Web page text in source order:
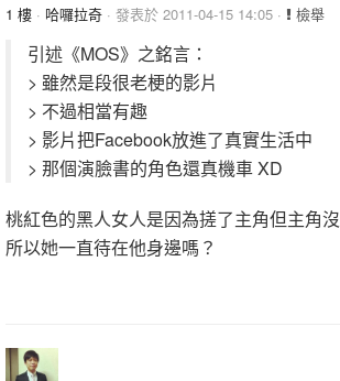
1 樓 · 哈囉拉奇 · 發表於 2011-04-15 14:05 · 檢舉
引述《MOS》之銘言：
> 雖然是段很老梗的影片
> 不過相當有趣
> 影片把Facebook放進了真實生活中
> 那個演臉書的角色還真機車 XD
桃紅色的黑人女人是因為搓了主角但主角
所以她一直待在他身邊嗎？